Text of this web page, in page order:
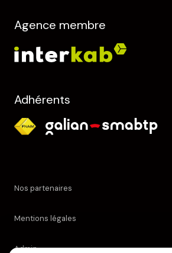
Agence membre
Adhérents
Nos partenaires
Mentions légales
Admin